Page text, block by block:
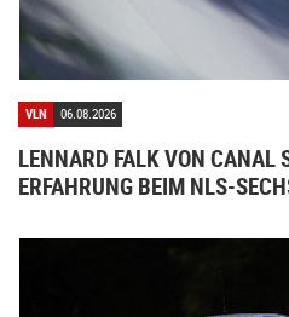
VLN 06.08.2026
LENNARD FALK VON CANAL
ERFAHRUNG BEIM NLS-